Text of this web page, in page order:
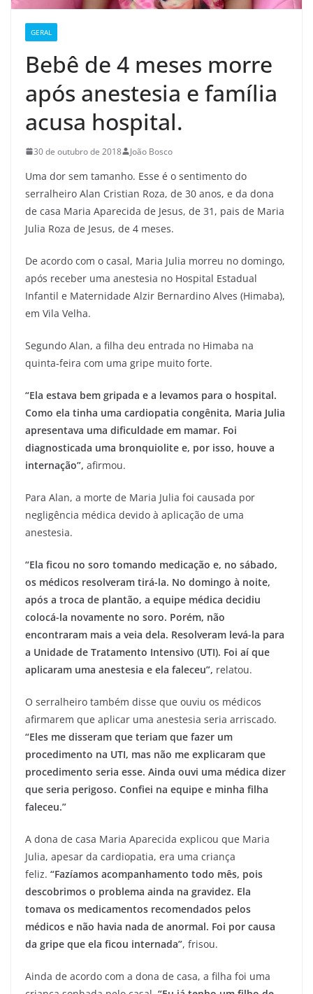
GERAL
Bebê de 4 meses morre
após anestesia e família
acusa hospital.
30 de outubro de 2018 João Bosco
Uma dor sem tamanho. Esse é o sentimento do
serralheiro Alan Cristian Roza, de 30 anos, e da dona
de casa Maria Aparecida de Jesus, de 31, pais de Maria
Julia Roza de Jesus, de 4 meses.
De acordo com o casal, Maria Julia morreu no domingo,
após receber uma anestesia no Hospital Estadual
Infantil e Maternidade Alzir Bernardino Alves (Himaba),
em Vila Velha.
Segundo Alan, a filha deu entrada no Himaba na
quinta-feira com uma gripe muito forte.
“Ela estava bem gripada e a levamos para o hospital.
Como ela tinha uma cardiopatia congênita, Maria Julia
apresentava uma dificuldade em mamar. Foi
diagnosticada uma bronquiolite e, por isso, houve a
internação”, afirmou.
Para Alan, a morte de Maria Julia foi causada por
negligência médica devido à aplicação de uma
anestesia.
“Ela ficou no soro tomando medicação e, no sábado,
os médicos resolveram tirá-la. No domingo à noite,
após a troca de plantão, a equipe médica decidiu
colocá-la novamente no soro. Porém, não
encontraram mais a veia dela. Resolveram levá-la para
a Unidade de Tratamento Intensivo (UTI). Foi aí que
aplicaram uma anestesia e ela faleceu”, relatou.
O serralheiro também disse que ouviu os médicos
afirmarem que aplicar uma anestesia seria arriscado.
“Eles me disseram que teriam que fazer um
procedimento na UTI, mas não me explicaram que
procedimento seria esse. Ainda ouvi uma médica dizer
que seria perigoso. Confiei na equipe e minha filha
faleceu.”
A dona de casa Maria Aparecida explicou que Maria
Julia, apesar da cardiopatia, era uma criança
feliz. “Fazíamos acompanhamento todo mês, pois
descobrimos o problema ainda na gravidez. Ela
tomava os medicamentos recomendados pelos
médicos e não havia nada de anormal. Foi por causa
da gripe que ela ficou internada”, frisou.
Ainda de acordo com a dona de casa, a filha foi uma